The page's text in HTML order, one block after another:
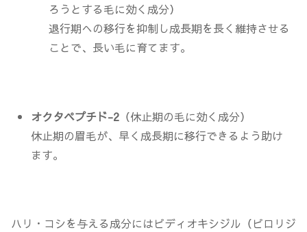
ろうとする毛に効く成分）
退行期への移行を抑制し成長期を長く維持させる
ことで、長い毛に育てます。
オクタペプチド-2 （休止期の毛に効く成分）
休止期の眉毛が、早く成長期に移行できるよう助け
ます。
ハリ・コシを与える成分にはピディオキシジル（ピロリジ